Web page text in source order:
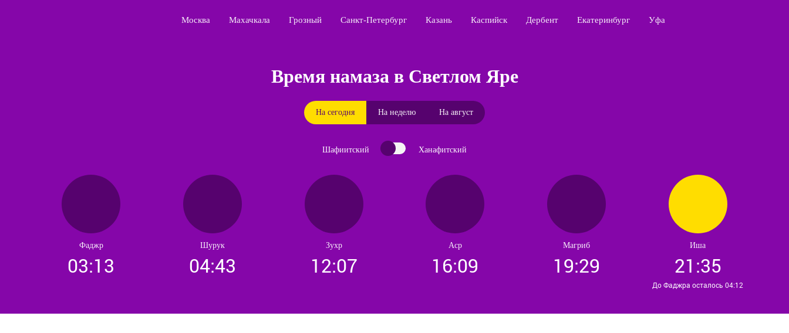
Москва Махачкала Грозный Санкт-Петербург Казань Каспийск Дербент Екатеринбург Уфа
Время намаза в Светлом Яре
На сегодня На неделю На август
Шафиитский Ханафитский
Фаджр
03:13
Шурук
04:43
Зухр
12:07
Аср
16:09
Магриб
19:29
Иша
21:35
До Фаджра осталось 04:12